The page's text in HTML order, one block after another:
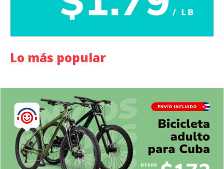
Lo más popular